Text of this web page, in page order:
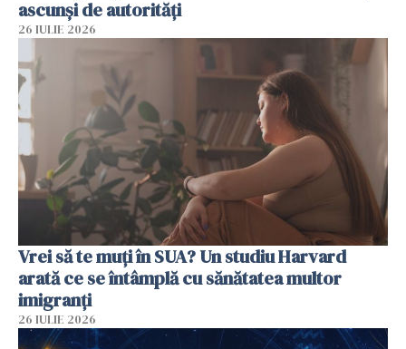
ascunși de autorități
26 IULIE 2026
Vrei să te muți în SUA? Un studiu Harvard
arată ce se întâmplă cu sănătatea multor
imigranți
26 IULIE 2026